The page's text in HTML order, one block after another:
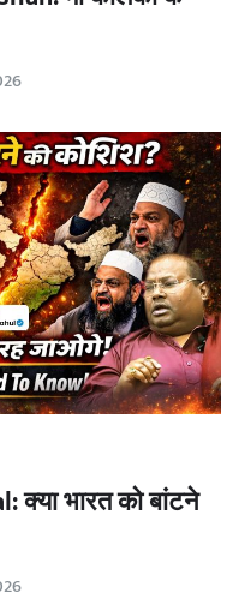
भारत को बांटने